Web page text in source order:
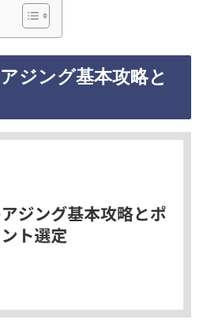
ジング基本攻略と